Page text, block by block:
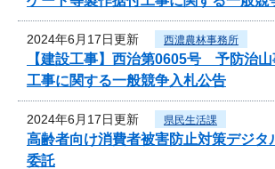
2024年6月17日更新 西濃農林事務所
【建設工事】西治第0605号 予防治
工事に関する一般競争入札公告
2024年6月17日更新 県民生活課
高齢者向け消費者被害防止対策デジタ
委託